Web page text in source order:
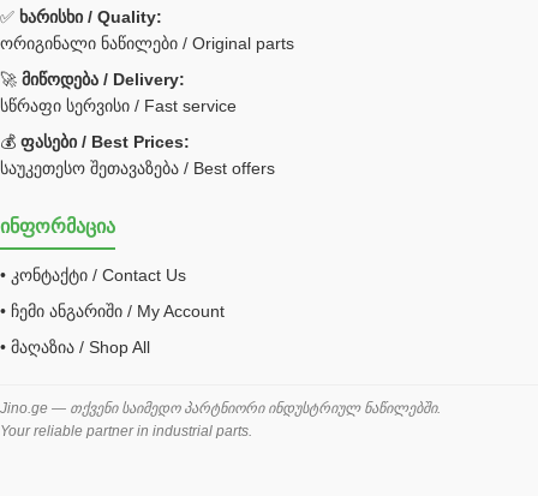
Bobcat ფილტრი
Caterpillar ფილტრი
JCB ფილტრი
ქვაბი გათბობა მილები
შემაერთებელი / გადამყვანი UNF ORFS
შემაერთებელი BSPP /გადამყვანი
შესაფუთი მანქანა ვაკუმით
შლანგი
საწვავის შლანგი
✅ ხარისხი / Quality:
ორიგინალი ნაწილები / Original parts
🚀 მიწოდება / Delivery:
სწრაფი სერვისი / Fast service
💰 ფასები / Best Prices:
საუკეთესო შეთავაზება / Best offers
ინფორმაცია
• კონტაქტი / Contact Us
• ჩემი ანგარიში / My Account
• მაღაზია / Shop All
Jino.ge — თქვენი საიმედო პარტნიორი ინდუსტრიულ ნაწილებში.
Your reliable partner in industrial parts.